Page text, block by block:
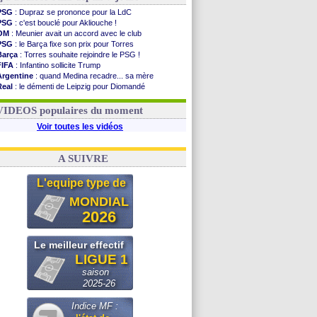
: Dupraz se prononce pour la LdC
: c'est bouclé pour Akliouche !
: Meunier avait un accord avec le club
: le Barça fixe son prix pour Torres
: Torres souhaite rejoindre le PSG !
: Infantino sollicite Trump
: quand Medina recadre... sa mère
: le démenti de Leipzig pour Diomandé
: le conseiller d'Infantino démissionne !
populaires du moment
Voir toutes les vidéos
A SUIVRE
L'equipe type de
MONDIAL
2026
Le meilleur effectif
LIGUE 1
saison
2025-26
Indice MF :